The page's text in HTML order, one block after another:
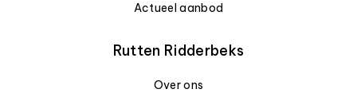
Actueel aanbod
Rutten Ridderbeks
Over ons